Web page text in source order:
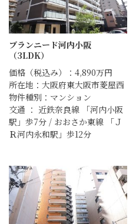
ブランニード河内小阪
（3LDK）
価格（税込み）：4,890万円
所在地：大阪府東大阪市菱屋西
物件種別：マンション
交通 ： 近鉄奈良線 「河内小阪
駅」歩7分 / おおさか東線 「Ｊ
Ｒ河内永和駅」歩12分